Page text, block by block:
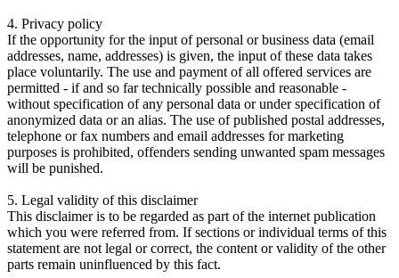
4. Privacy policy
If the opportunity for the input of personal or business data (email
addresses, name, addresses) is given, the input of these data takes
place voluntarily. The use and payment of all offered services are
permitted - if and so far technically possible and reasonable -
without specification of any personal data or under specification of
anonymized data or an alias. The use of published postal addresses,
telephone or fax numbers and email addresses for marketing
purposes is prohibited, offenders sending unwanted spam messages
will be punished.
5. Legal validity of this disclaimer
This disclaimer is to be regarded as part of the internet publication
which you were referred from. If sections or individual terms of this
statement are not legal or correct, the content or validity of the other
parts remain uninfluenced by this fact.